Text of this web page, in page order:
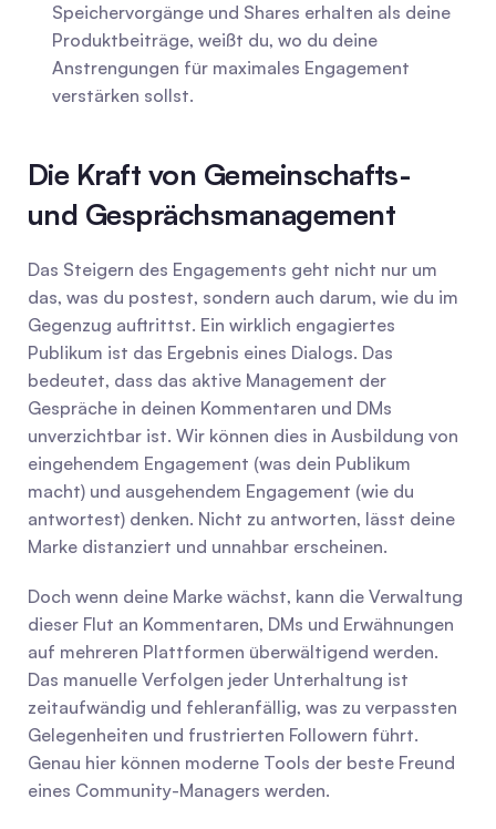
Speichervorgänge und Shares erhalten als deine
Produktbeiträge, weißt du, wo du deine
Anstrengungen für maximales Engagement
verstärken sollst.
Die Kraft von Gemeinschafts-
und Gesprächsmanagement
Das Steigern des Engagements geht nicht nur um
das, was du postest, sondern auch darum, wie du im
Gegenzug auftrittst. Ein wirklich engagiertes
Publikum ist das Ergebnis eines Dialogs. Das
bedeutet, dass das aktive Management der
Gespräche in deinen Kommentaren und DMs
unverzichtbar ist. Wir können dies in Ausbildung von
eingehendem Engagement (was dein Publikum
macht) und ausgehendem Engagement (wie du
antwortest) denken. Nicht zu antworten, lässt deine
Marke distanziert und unnahbar erscheinen.
Doch wenn deine Marke wächst, kann die Verwaltung
dieser Flut an Kommentaren, DMs und Erwähnungen
auf mehreren Plattformen überwältigend werden.
Das manuelle Verfolgen jeder Unterhaltung ist
zeitaufwändig und fehleranfällig, was zu verpassten
Gelegenheiten und frustrierten Followern führt.
Genau hier können moderne Tools der beste Freund
eines Community-Managers werden.